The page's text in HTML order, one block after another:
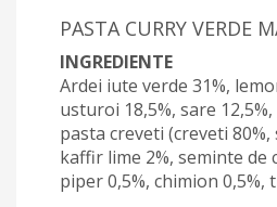
PASTA CURRY VERDE
INGREDIENTE
Ardei iute verde 31%,
usturoi 18,5%, sare
pasta creveti (creveti 80%,
kaffir lime 2%, seminte de
piper 0,5%, chimion 0,5%,